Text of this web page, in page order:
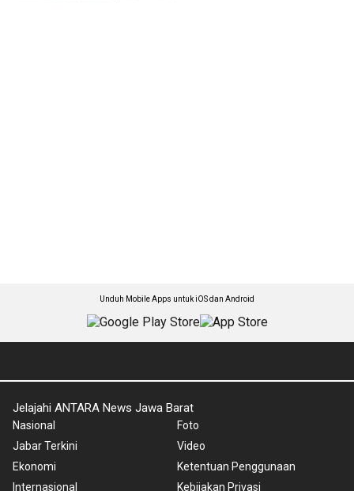
Unduh Mobile Apps untuk iOS dan Android
Jelajahi ANTARA News Jawa Barat
Nasional
Jabar Terkini
Ekonomi
Internasional
Foto
Video
Ketentuan Penggunaan
Kebijakan Privasi